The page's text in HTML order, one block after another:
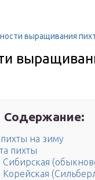
выращивания
Содержание:
на зиму
пихты
Сибирская
Корейская